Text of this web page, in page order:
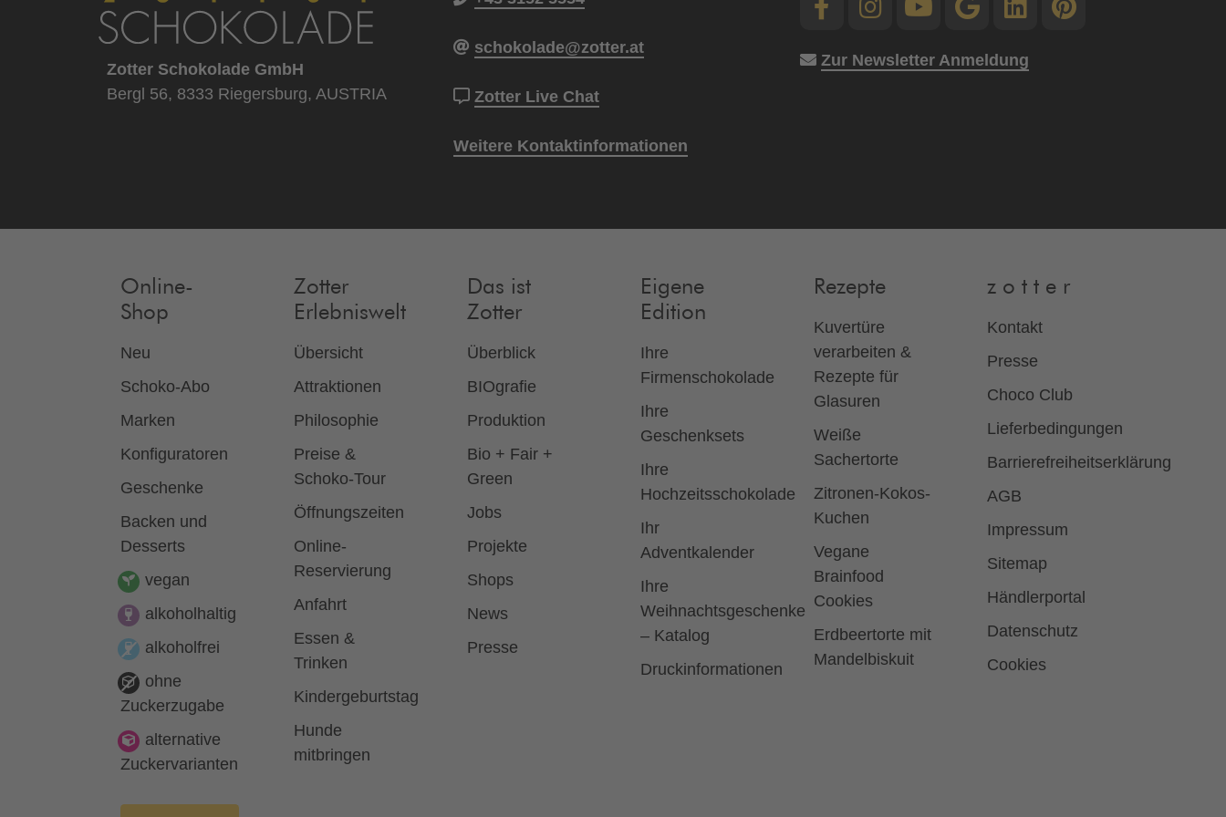
Zotter Schokolade GmbH
Bergl 56, 8333 Riegersburg, AUSTRIA
schokolade@zotter.at
Zotter Live Chat
Weitere Kontaktinformationen
Zur Newsletter Anmeldung
Online-
Shop
Neu
Schoko-Abo
Marken
Konfiguratoren
Geschenke
Backen und
Desserts
vegan
alkoholhaltig
alkoholfrei
ohne
Zuckerzugabe
alternative
Zuckervarianten
Zotter
Erlebniswelt
Übersicht
Attraktionen
Philosophie
Preise &
Schoko-Tour
Öffnungszeiten
Online-
Reservierung
Anfahrt
Essen &
Trinken
Kindergeburtstag
Hunde
mitbringen
Das ist
Zotter
Überblick
BIOgrafie
Produktion
Bio + Fair +
Green
Jobs
Projekte
Shops
News
Presse
Eigene
Edition
Ihre
Firmenschokolade
Ihre
Geschenksets
Ihre
Hochzeitsschokolade
Ihr
Adventkalender
Ihre
Weihnachtsgeschenke
– Katalog
Druckinformationen
Rezepte
Kuvertüre
verarbeiten &
Rezepte für
Glasuren
Weiße
Sachertorte
Zitronen-Kokos-
Kuchen
Vegane
Brainfood
Cookies
Erdbeertorte mit
Mandelbiskuit
z o t t e r
Kontakt
Presse
Choco Club
Lieferbedingungen
Barrierefreiheitserklärung
AGB
Impressum
Sitemap
Händlerportal
Datenschutz
Cookies